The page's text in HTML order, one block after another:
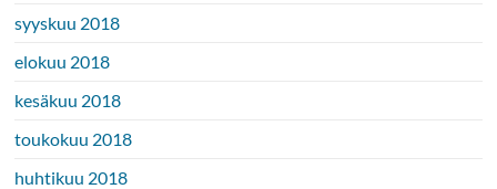
syyskuu 2018
elokuu 2018
kesäkuu 2018
toukokuu 2018
huhtikuu 2018